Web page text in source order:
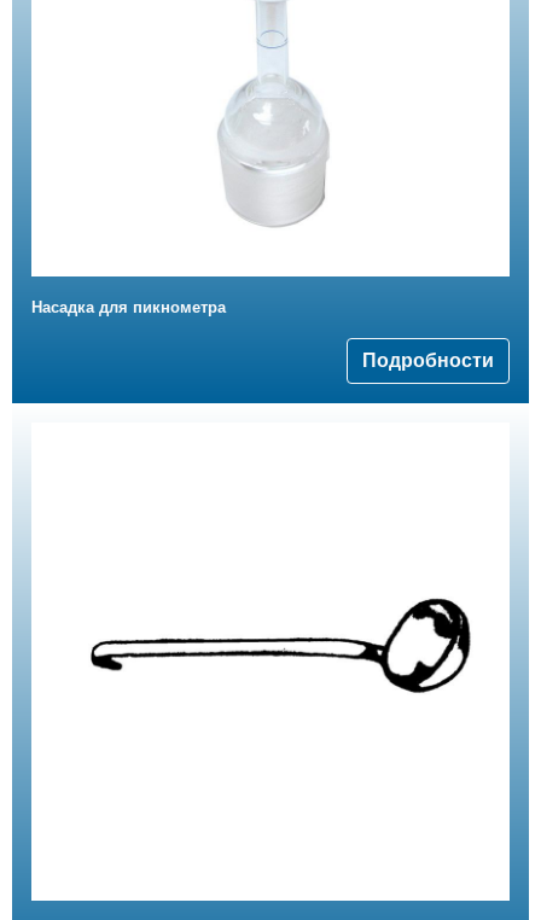
Hасадка для пикнометра
Подробности